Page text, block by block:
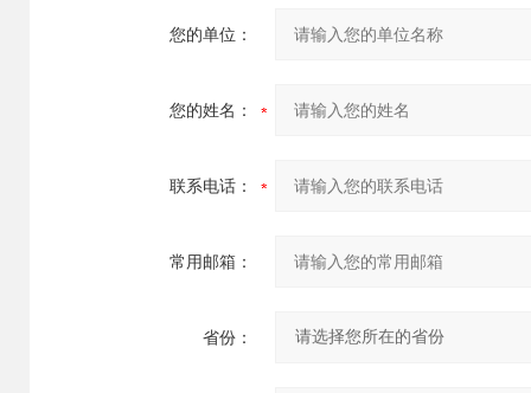
您的单位：
您的姓名：
联系电话：
常用邮箱：
省份：